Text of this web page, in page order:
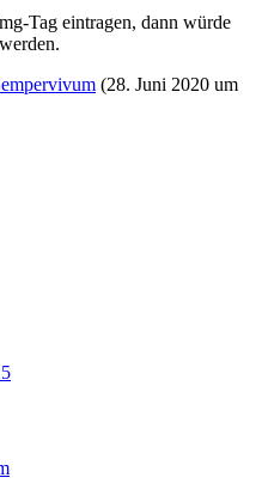
Tag eintragen, dann würde
(28. Juni 2020 um